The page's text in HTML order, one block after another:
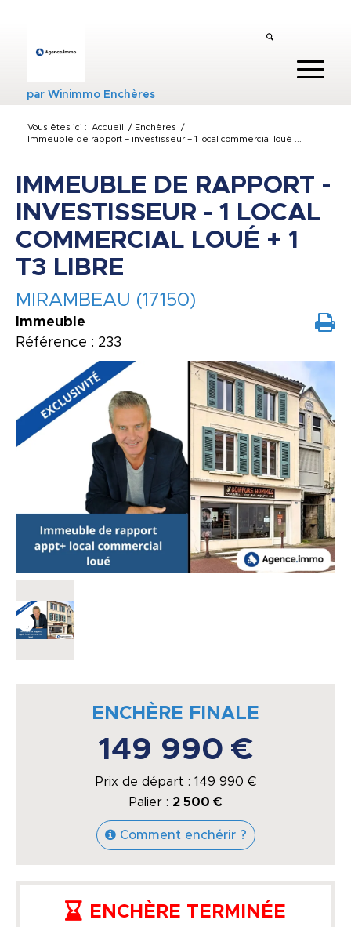
parWinimmo Enchères
Vous êtes ici : Accueil / Enchères
/
Immeuble de rapport – investisseur – 1 local commercial loué ...
IMMEUBLE DE RAPPORT -
INVESTISSEUR - 1 LOCAL
COMMERCIAL LOUÉ + 1
T3 LIBRE
MIRAMBEAU (17150)
Immeuble
Référence : 233
ENCHÈRE FINALE
149 990 €
Prix de départ : 149 990 €
Palier : 2 500 €
Comment enchérir ?
ENCHÈRE TERMINÉE